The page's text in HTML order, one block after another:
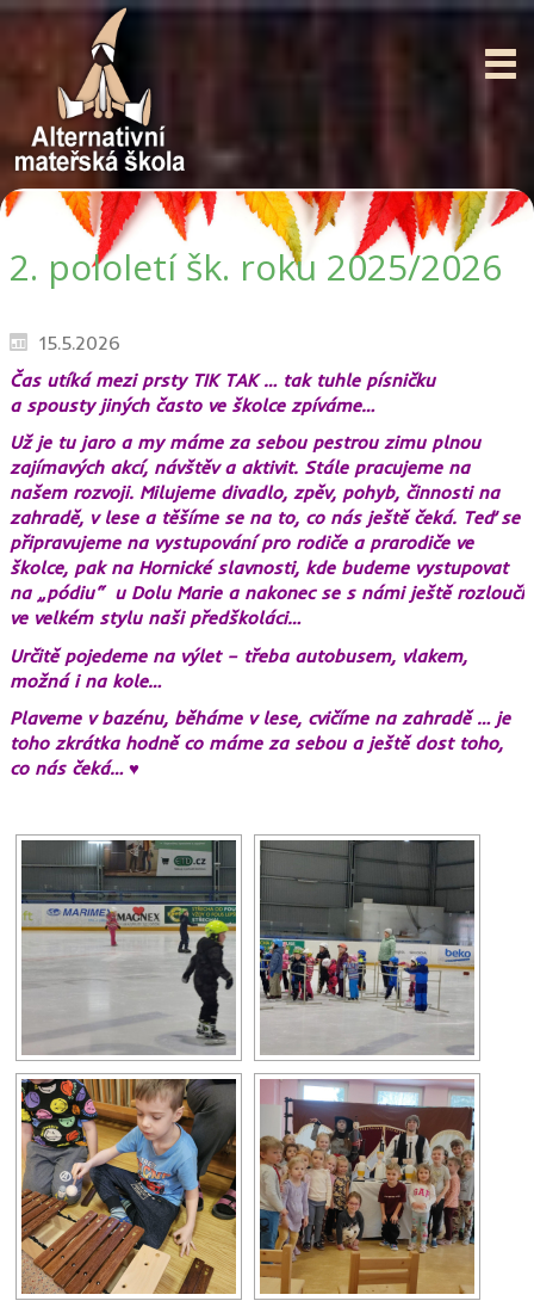
2. pololetí šk. roku 2025/2026
15.5.2026
Čas utíká mezi prsty TIK TAK … tak tuhle písničku
a spousty jiných často ve školce zpíváme…
Už je tu jaro a my máme za sebou pestrou zimu plnou
zajímavých akcí, návštěv a aktivit. Stále pracujeme na
našem rozvoji. Milujeme divadlo, zpěv, pohyb, činnosti na
zahradě, v lese a těšíme se na to, co nás ještě čeká. Teď se
připravujeme na vystupování pro rodiče a prarodiče ve
školce, pak na Hornické slavnosti, kde budeme vystupovat
na „pódiu“ u Dolu Marie a nakonec se s námi ještě rozloučí
ve velkém stylu naši předškoláci…
Určitě pojedeme na výlet – třeba autobusem, vlakem,
možná i na kole…
Plaveme v bazénu, běháme v lese, cvičíme na zahradě … je
toho zkrátka hodně co máme za sebou a ještě dost toho,
co nás čeká… ♥